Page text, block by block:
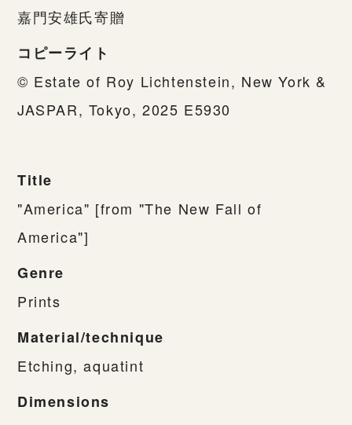
嘉門安雄氏寄贈
コピーライト
© Estate of Roy Lichtenstein, New York &
JASPAR, Tokyo, 2025 E5930
Title
"America" [from "The New Fall of
America"]
Genre
Prints
Material/technique
Etching, aquatint
Dimensions